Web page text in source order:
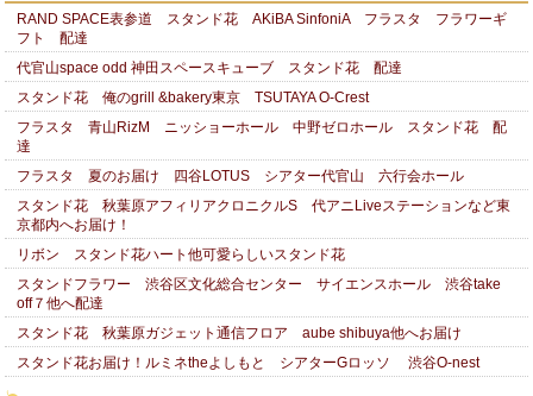
RAND SPACE表参道 スタンド花 AKiBA SinfoniA フラスタ フラワーギ
フト 配達
代官山space odd 神田スペースキューブ スタンド花 配達
スタンド花 俺のgrill &bakery東京 TSUTAYA O-Crest
フラスタ 青山RizM ニッショーホール 中野ゼロホール スタンド花 配
達
フラスタ 夏のお届け 四谷LOTUS シアター代官山 六行会ホール
スタンド花 秋葉原アフィリアクロニクルS 代アニLiveステーションなど東
京都内へお届け！
リボン スタンド花ハート他可愛らしいスタンド花
スタンドフラワー 渋谷区文化総合センター サイエンスホール 渋谷take
off７他へ配達
スタンド花 秋葉原ガジェット通信フロア aube shibuya他へお届け
スタンド花お届け！ルミネtheよしもと シアターGロッソ 渋谷O-nest